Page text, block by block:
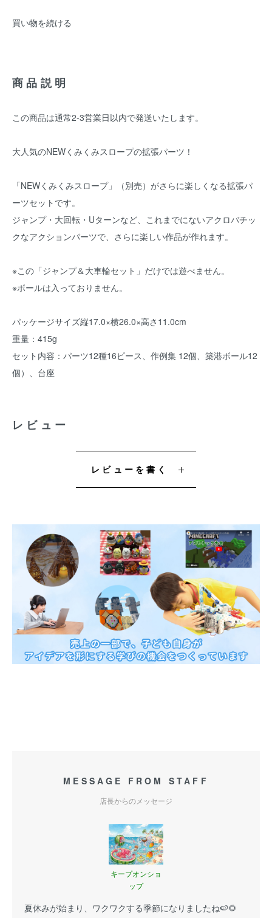
買い物を続ける
商品説明
この商品は通常2-3営業日以内で発送いたします。
大人気のNEWくみくみスロープの拡張パーツ！
「NEWくみくみスロープ」（別売）がさらに楽しくなる拡張パ
ーツセットです。
ジャンプ・大回転・Uターンなど、これまでにないアクロバチッ
クなアクションパーツで、さらに楽しい作品が作れます。
※この「ジャンプ＆大車輪セット」だけでは遊べません。
※ボールは入っておりません。
パッケージサイズ縦17.0×横26.0×高さ11.0cm
重量：415g
セット内容：パーツ12種16ピース、作例集 12個、築港ボール12
個）、台座
レビュー
レビューを書く
MESSAGE FROM STAFF
店長からのメッセージ
キープオンショ
ップ
夏休みが始まり、ワクワクする季節になりましたね🍉🌻